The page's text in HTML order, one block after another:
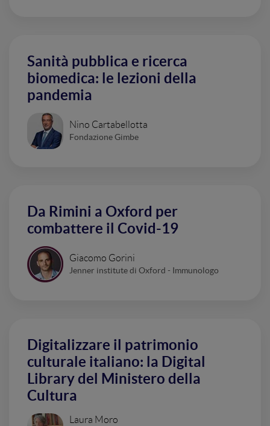
Sanità pubblica e ricerca
biomedica: le lezioni della
pandemia
Nino Cartabellotta
Fondazione Gimbe
Da Rimini a Oxford per
combattere il Covid-19
Giacomo Gorini
Jenner institute di Oxford - Immunologo
Digitalizzare il patrimonio
culturale italiano: la Digital
Library del Ministero della
Cultura
Laura Moro